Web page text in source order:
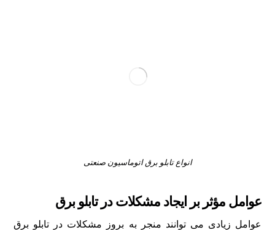
انواع تابلو برق اتوماسیون صنعتی
عوامل مؤثر بر ایجاد مشکلات در تابلو برق
عوامل زیادی می‌ توانند منجر به بروز مشکلات در تابلو برق